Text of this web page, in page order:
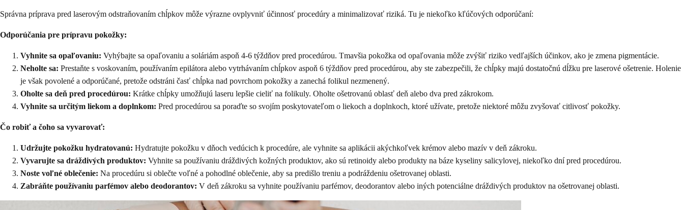
Správna príprava pred laserovým odstraňovaním chĺpkov môže výrazne ovplyvniť účinnosť procedúry a minimalizovať riziká. Tu je niekoľko kľúčových odporúčaní:
Odporúčania pre prípravu pokožky:
Vyhnite sa opaľovaniu: Vyhýbajte sa opaľovaniu a soláriám aspoň 4-6 týždňov pred procedúrou. Tmavšia pokožka od opaľovania môže zvýšiť riziko vedľajších účinkov, ako je zmena pigmentácie.
Neholte sa: Prestaňte s voskovaním, používaním epilátora alebo vytrhávaním chĺpkov aspoň 6 týždňov pred procedúrou, aby ste zabezpečili, že chĺpky majú dostatočnú dĺžku pre laserové ošetrenie. Holenie
je však povolené a odporúčané, pretože odstráni časť chĺpka nad povrchom pokožky a zanechá folikul nezmenený.
Oholte sa deň pred procedúrou: Krátke chĺpky umožňujú laseru lepšie cieliť na folikuly. Oholte ošetrovanú oblasť deň alebo dva pred zákrokom.
Vyhnite sa určitým liekom a doplnkom: Pred procedúrou sa poraďte so svojím poskytovateľom o liekoch a doplnkoch, ktoré užívate, pretože niektoré môžu zvyšovať citlivosť pokožky.
Čo robiť a čoho sa vyvarovať:
Udržujte pokožku hydratovanú: Hydratujte pokožku v dňoch vedúcich k procedúre, ale vyhnite sa aplikácii akýchkoľvek krémov alebo mazív v deň zákroku.
Vyvarujte sa dráždivých produktov: Vyhnite sa používaniu dráždivých kožných produktov, ako sú retinoidy alebo produkty na báze kyseliny salicylovej, niekoľko dní pred procedúrou.
Noste voľné oblečenie: Na procedúru si oblečte voľné a pohodlné oblečenie, aby sa predišlo treniu a podráždeniu ošetrovanej oblasti.
Zabráňte používaniu parfémov alebo deodorantov: V deň zákroku sa vyhnite používaniu parfémov, deodorantov alebo iných potenciálne dráždivých produktov na ošetrovanej oblasti.